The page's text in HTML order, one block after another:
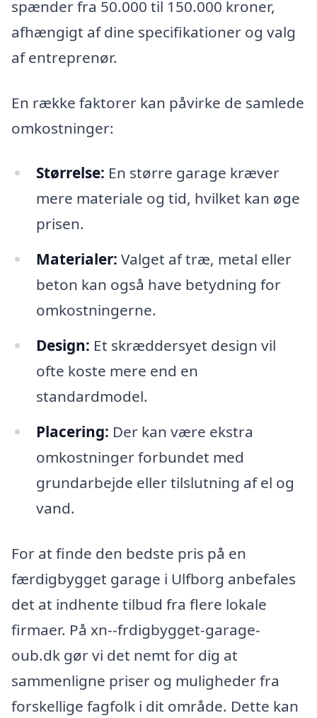
spænder fra 50.000 til 150.000 kroner,
afhængigt af dine specifikationer og valg
af entreprenør.
En række faktorer kan påvirke de samlede
omkostninger:
Størrelse: En større garage kræver
mere materiale og tid, hvilket kan øge
prisen.
Materialer: Valget af træ, metal eller
beton kan også have betydning for
omkostningerne.
Design: Et skræddersyet design vil
ofte koste mere end en
standardmodel.
Placering: Der kan være ekstra
omkostninger forbundet med
grundarbejde eller tilslutning af el og
vand.
For at finde den bedste pris på en
færdigbygget garage i Ulfborg anbefales
det at indhente tilbud fra flere lokale
firmaer. På xn--frdigbygget-garage-
oub.dk gør vi det nemt for dig at
sammenligne priser og muligheder fra
forskellige fagfolk i dit område. Dette kan